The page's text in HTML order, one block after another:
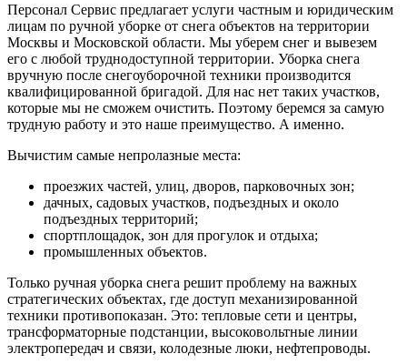
Персонал Сервис предлагает услуги частным и юридическим
лицам по ручной уборке от снега объектов на территории
Москвы и Московской области. Мы уберем снег и вывезем
его с любой труднодоступной территории. Уборка снега
вручную после снегоуборочной техники производится
квалифицированной бригадой. Для нас нет таких участков,
которые мы не сможем очистить. Поэтому беремся за самую
трудную работу и это наше преимущество. А именно.
Вычистим самые непролазные места:
проезжих частей, улиц, дворов, парковочных зон;
дачных, садовых участков, подъездных и около
подъездных территорий;
спортплощадок, зон для прогулок и отдыха;
промышленных объектов.
Только ручная уборка снега решит проблему на важных
стратегических объектах, где доступ механизированной
техники противопоказан. Это: тепловые сети и центры,
трансформаторные подстанции, высоковольтные линии
электропередач и связи, колодезные люки, нефтепроводы.